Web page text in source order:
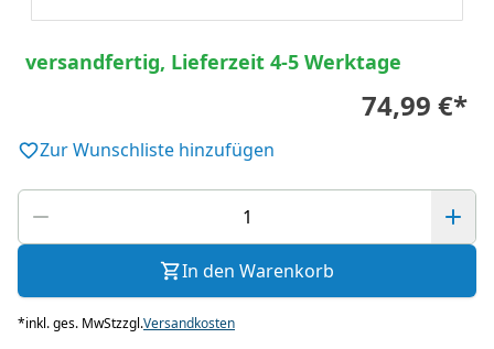
versandfertig, Lieferzeit 4-5 Werktage
74,99 €*
Zur Wunschliste hinzufügen
In den Warenkorb
*inkl. ges. MwStzzgl.Versandkosten